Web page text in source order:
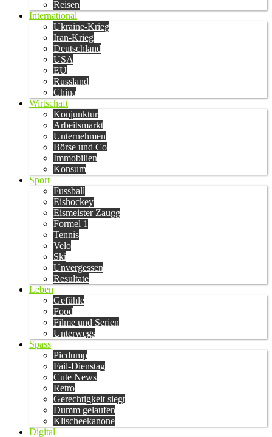
Reisen
International
Ukraine-Krieg
Iran-Krieg
Deutschland
USA
EU
Russland
China
Wirtschaft
Konjunktur
Arbeitsmarkt
Unternehmen
Börse und Co
Immobilien
Konsum
Sport
Fussball
Eishockey
Eismeister Zaugg
Formel 1
Tennis
Velo
Ski
Unvergessen
Resultate
Leben
Gefühle
Food
Filme und Serien
Unterwegs
Spass
Picdump
Fail-Dienstag
Cute News
Retro
Gerechtigkeit siegt
Dumm gelaufen
Klischeekanone
Digital